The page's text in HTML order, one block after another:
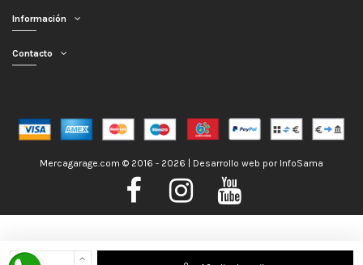
Nos encontramos de Vacaciones, no obstante los pedidos hechos se
Información
Contacto
Mercagarage.com © 2016 - 2026 | Desarrollo web por InfoSama